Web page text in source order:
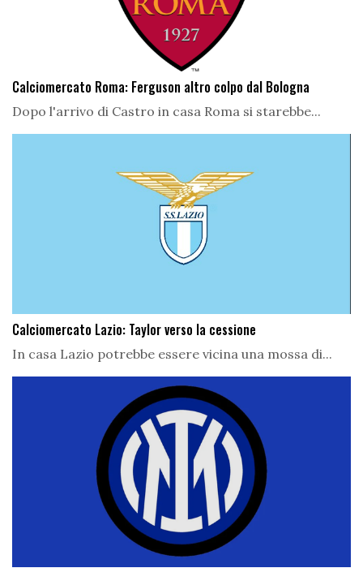
Calciomercato Roma: Ferguson altro colpo dal Bologna
Dopo l'arrivo di Castro in casa Roma si starebbe...
Calciomercato Lazio: Taylor verso la cessione
In casa Lazio potrebbe essere vicina una mossa di...